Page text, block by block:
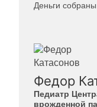
Деньги
Федор
Педиатр
врожденной